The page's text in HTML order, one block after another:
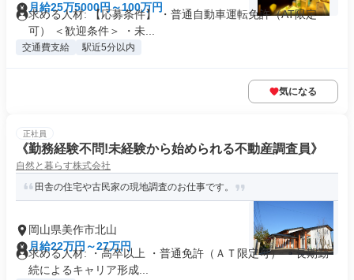
月給25万5000円～100万円
求める人材: 【応募条件】 ・普通自動車運転免許（AT限定
可） ＜歓迎条件＞ ・未...
交通費支給 駅近5分以内
気になる
正社員
《勤務経験不問!未経験から始められる不動産調査員》
自然と暮らす株式会社
田舎の住宅や古民家の現地調査のお仕事です。
岡山県美作市北山
月給22万円～27万円
求める人材: ・高卒以上 ・普通免許（ＡＴ限定可） ・長期勤
続によるキャリア形成...